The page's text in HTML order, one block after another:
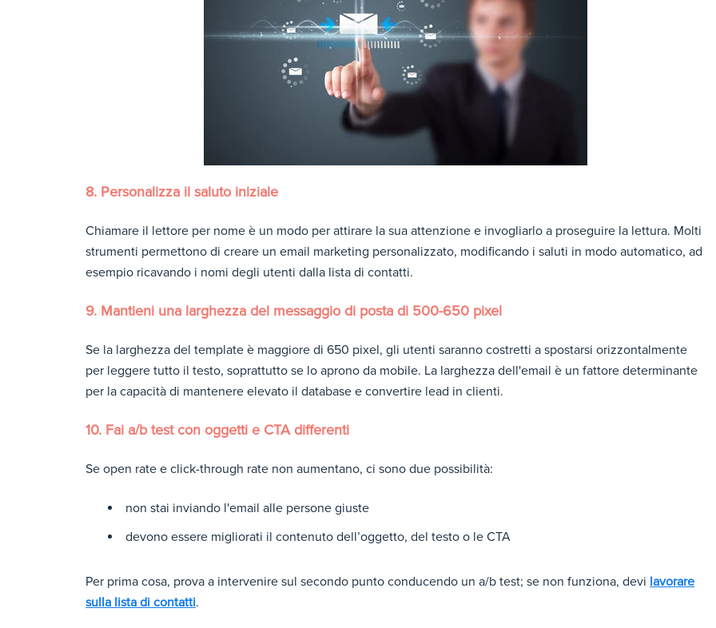
8. Personalizza il saluto iniziale
Chiamare il lettore per nome è un modo per attirare la sua attenzione e invogliarlo a proseguire la lettura. Molti
strumenti permettono di creare un email marketing personalizzato, modificando i saluti in modo automatico, ad
esempio ricavando i nomi degli utenti dalla lista di contatti.
9. Mantieni una larghezza del messaggio di posta di 500-650 pixel
Se la larghezza del template è maggiore di 650 pixel, gli utenti saranno costretti a spostarsi orizzontalmente
per leggere tutto il testo, soprattutto se lo aprono da mobile. La larghezza dell'email è un fattore determinante
per la capacità di mantenere elevato il database e convertire lead in clienti.
10. Fai a/b test con oggetti e CTA differenti
Se open rate e click-through rate non aumentano, ci sono due possibilità:
non stai inviando l'email alle persone giuste
devono essere migliorati il contenuto dell’oggetto, del testo o le CTA
Per prima cosa, prova a intervenire sul secondo punto conducendo un a/b test; se non funziona, devi lavorare
sulla lista di contatti.